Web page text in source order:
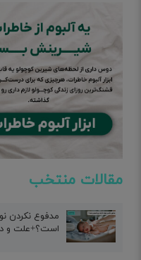
مقالات منتخب
مدفوع نکردن
است؟+علت و